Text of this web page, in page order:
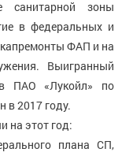
санитарной зоны
в федеральных и
капремонты ФАП и на
Выигранный
ПАО «Лукойл» по
в 2017 году.
на этот год:
плана СП,